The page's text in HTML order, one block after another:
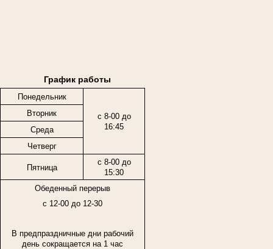
График работы
Понедельник
с 8-00 до
16:45
Вторник
Среда
Четверг
Пятница
с 8-00 до
15:30
Обеденный перерыв
с 12-00 до 12-30
В предпраздничные дни рабочий
день сокращается на 1 час